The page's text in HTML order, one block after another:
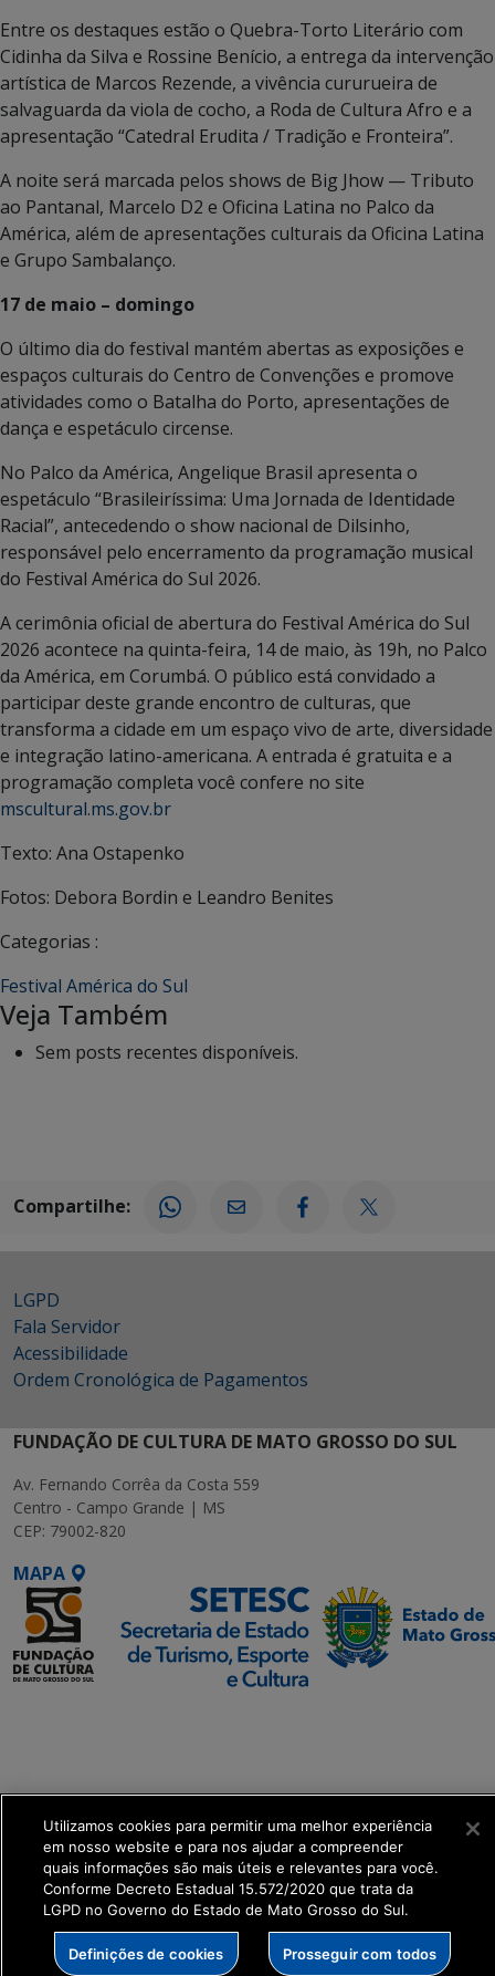
Entre os destaques estão o Quebra-Torto Literário com
Cidinha da Silva e Rossine Benício, a entrega da intervenção
artística de Marcos Rezende, a vivência cururueira de
salvaguarda da viola de cocho, a Roda de Cultura Afro e a
apresentação “Catedral Erudita / Tradição e Fronteira”.
A noite será marcada pelos shows de Big Jhow — Tributo
ao Pantanal, Marcelo D2 e Oficina Latina no Palco da
América, além de apresentações culturais da Oficina Latina
e Grupo Sambalanço.
17 de maio – domingo
O último dia do festival mantém abertas as exposições e
espaços culturais do Centro de Convenções e promove
atividades como o Batalha do Porto, apresentações de
dança e espetáculo circense.
No Palco da América, Angelique Brasil apresenta o
espetáculo “Brasileiríssima: Uma Jornada de Identidade
Racial”, antecedendo o show nacional de Dilsinho,
responsável pelo encerramento da programação musical
do Festival América do Sul 2026.
A cerimônia oficial de abertura do Festival América do Sul
2026 acontece na quinta-feira, 14 de maio, às 19h, no Palco
da América, em Corumbá. O público está convidado a
participar deste grande encontro de culturas, que
transforma a cidade em um espaço vivo de arte, diversidade
e integração latino-americana. A entrada é gratuita e a
programação completa você confere no site
mscultural.ms.gov.br
Texto: Ana Ostapenko
Fotos: Debora Bordin e Leandro Benites
Categorias :
Festival América do Sul
Veja Também
Sem posts recentes disponíveis.
Compartilhe:
LGPD
Fala Servidor
Acessibilidade
Ordem Cronológica de Pagamentos
FUNDAÇÃO DE CULTURA DE MATO GROSSO DO SUL
Av. Fernando Corrêa da Costa 559
Centro - Campo Grande | MS
CEP: 79002-820
MAPA
get_footer();
Utilizamos cookies para permitir uma melhor experiência
em nosso website e para nos ajudar a compreender
quais informações são mais úteis e relevantes para você.
Conforme Decreto Estadual 15.572/2020 que trata da
LGPD no Governo do Estado de Mato Grosso do Sul.
Definições de cookies Prosseguir com todos